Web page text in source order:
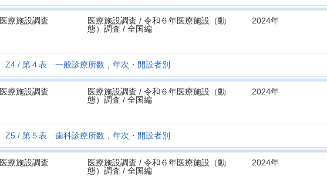
医療施設調査
医療施設調査 / 令和６年医療施設（動
態）調査 / 全国編
2024年
Z4 第４表 一般診療所数，年次・開設者別
医療施設調査
医療施設調査 / 令和６年医療施設（動
態）調査 / 全国編
2024年
Z5 第５表 歯科診療所数，年次・開設者別
医療施設調査
医療施設調査 / 令和６年医療施設（動
態）調査 / 全国編
2024年